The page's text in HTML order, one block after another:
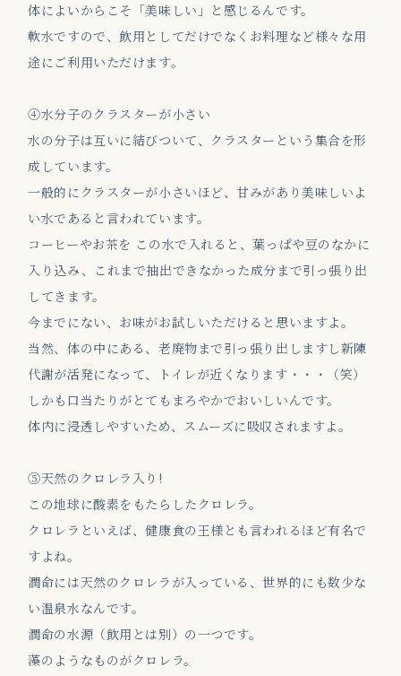
体によいからこそ「美味しい」と感じるんです。
軟水ですので、飲用としてだけでなくお料理など様々な用
途にご利用いただけます。
④水分子のクラスターが小さい
水の分子は互いに結びついて、クラスターという集合を形
成しています。
一般的にクラスターが小さいほど、甘みがあり美味しいよ
い水であると言われています。
コーヒーやお茶を この水で入れると、葉っぱや豆のなかに
入り込み、これまで抽出できなかった成分まで引っ張り出
してきます。
今までにない、お味がお試しいただけると思いますよ。
当然、体の中にある、老廃物まで引っ張り出しますし新陳
代謝が活発になって、トイレが近くなります・・・（笑）
しかも口当たりがとてもまろやかでおいしいんです。
体内に浸透しやすいため、スムーズに吸収されますよ。
⑤天然のクロレラ入り!
この地球に酸素をもたらしたクロレラ。
クロレラといえば、健康食の王様とも言われるほど有名で
すよね。
潤命には天然のクロレラが入っている、世界的にも数少な
い温泉水なんです。
潤命の水源（飲用とは別）の一つです。
藻のようなものがクロレラ。